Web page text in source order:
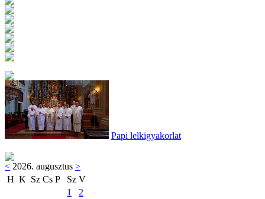
Papi lelkigyakorlat
< 2026. augusztus >
H K Sz Cs P Sz V
1
2